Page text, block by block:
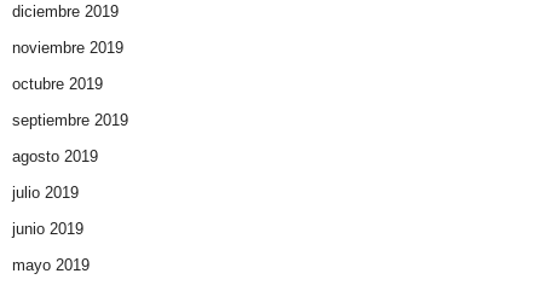
diciembre 2019
noviembre 2019
octubre 2019
septiembre 2019
agosto 2019
julio 2019
junio 2019
mayo 2019